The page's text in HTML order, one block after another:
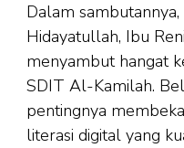
Dalam
Hidayatullah, Ibu
menyambut hangat
SDIT Al-Kamilah.
pentingnya
literasi digital yang